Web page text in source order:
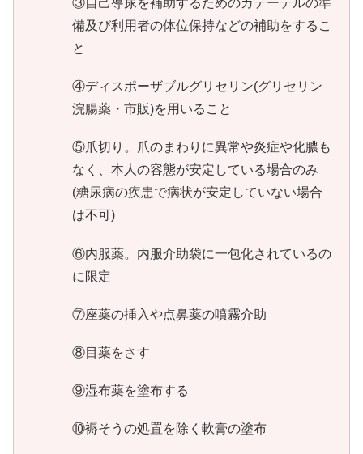
③自己導尿を補助するためのカテーテルの準
備及び利用者の体位保持などの補助をするこ
と
④ディスポーザブルグリセリン(グリセリン
浣腸薬・市販)を用いること
⑤爪切り。爪のまわりに異常や炎症や化膿も
なく、本人の容態が安定している場合のみ
(糖尿病の疾患で病状が安定していない場合
は不可)
⑥内服薬。内服介助袋に一包化されているの
に限定
⑦座薬の挿入や点鼻薬の噴霧介助
⑧目薬をさす
⑨湿布薬を塗布する
⑩褥そうの処置を除く軟膏の塗布